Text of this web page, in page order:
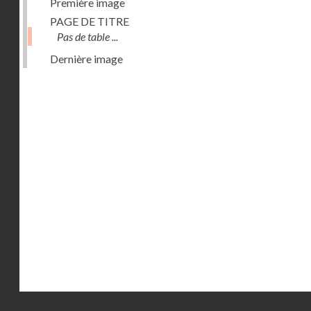
PAGE DE TITRE
Pas de table ...
Dernière image